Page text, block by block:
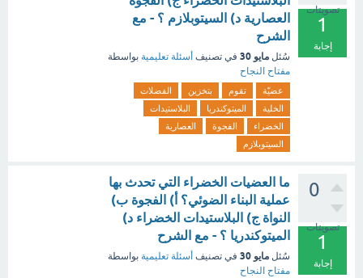
تصويتات
1
إجابة
العصارية د) السيتوبلازم ؟ - مع
الشرح
سُئل مايو 30 في تصنيف أسئلة تعليمية بواسطة
مفتاح النجاح
عضيّة تقوم بتخزين
الفضلات
الخلية
الميتوكندريا
البلاستيدات
الخضراء
الفجوة
العصارية
السيتوبلازم
0
تصويتات
1
إجابة
ما العضيات الخضراء التي تحدث بها
عملية البناء الضوئي؟ أ) الفجوة ب)
النواة ج) البلاستيدات الخضراء د)
الميتوكندريا ؟ - مع الشرح
سُئل مايو 30 في تصنيف أسئلة تعليمية بواسطة
مفتاح النجاح